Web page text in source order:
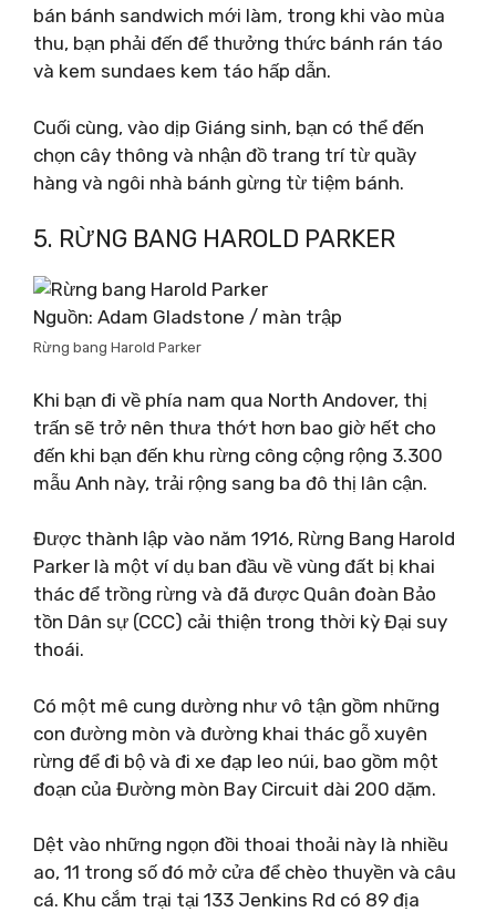
bán bánh sandwich mới làm, trong khi vào mùa
thu, bạn phải đến để thưởng thức bánh rán táo
và kem sundaes kem táo hấp dẫn.
Cuối cùng, vào dịp Giáng sinh, bạn có thể đến
chọn cây thông và nhận đồ trang trí từ quầy
hàng và ngôi nhà bánh gừng từ tiệm bánh.
5. RỪNG BANG HAROLD PARKER
Nguồn: Adam Gladstone / màn trập
Rừng bang Harold Parker
Khi bạn đi về phía nam qua North Andover, thị
trấn sẽ trở nên thưa thớt hơn bao giờ hết cho
đến khi bạn đến khu rừng công cộng rộng 3.300
mẫu Anh này, trải rộng sang ba đô thị lân cận.
Được thành lập vào năm 1916, Rừng Bang Harold
Parker là một ví dụ ban đầu về vùng đất bị khai
thác để trồng rừng và đã được Quân đoàn Bảo
tồn Dân sự (CCC) cải thiện trong thời kỳ Đại suy
thoái.
Có một mê cung dường như vô tận gồm những
con đường mòn và đường khai thác gỗ xuyên
rừng để đi bộ và đi xe đạp leo núi, bao gồm một
đoạn của Đường mòn Bay Circuit dài 200 dặm.
Dệt vào những ngọn đồi thoai thoải này là nhiều
ao, 11 trong số đó mở cửa để chèo thuyền và câu
cá. Khu cắm trại tại 133 Jenkins Rd có 89 địa